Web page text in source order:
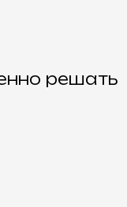
решать